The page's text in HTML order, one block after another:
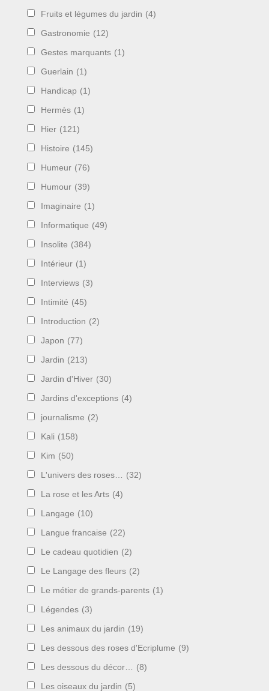
Fruits et légumes du jardin (4)
Gastronomie (12)
Gestes marquants (1)
Guerlain (1)
Handicap (1)
Hermès (1)
Hier (121)
Histoire (145)
Humeur (76)
Humour (39)
Imaginaire (1)
Informatique (49)
Insolite (384)
Intérieur (1)
Interviews (3)
Intimité (45)
Introduction (2)
Japon (77)
Jardin (213)
Jardin d'Hiver (30)
Jardins d'exceptions (4)
journalisme (2)
Kali (158)
Kim (50)
L'univers des roses… (32)
La rose et les Arts (4)
Langage (10)
Langue francaise (22)
Le cadeau quotidien (2)
Le Langage des fleurs (2)
Le métier de grands-parents (1)
Légendes (3)
Les animaux du jardin (19)
Les dessous des roses d'Ecriplume (9)
Les dessous du décor… (8)
Les oiseaux du jardin (5)